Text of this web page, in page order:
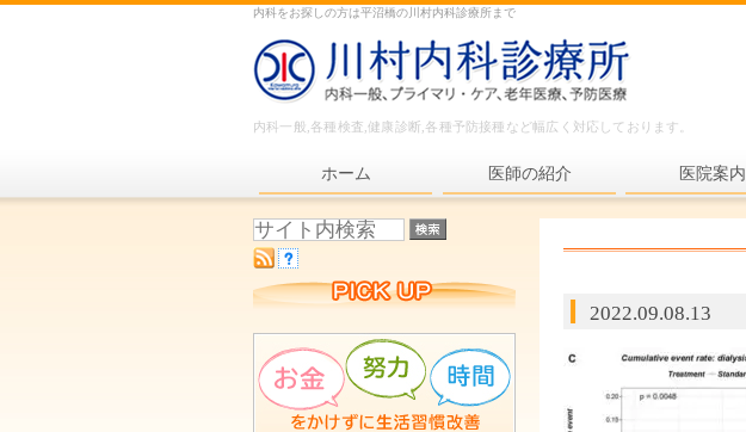
内科をお探しの方は平沼橋の川村内科診療所まで
内科一般,各種検査,健康診断,各種予防接種など幅広く対応しております。
ホーム 医師の紹介 医院案内
2022.09.08.13